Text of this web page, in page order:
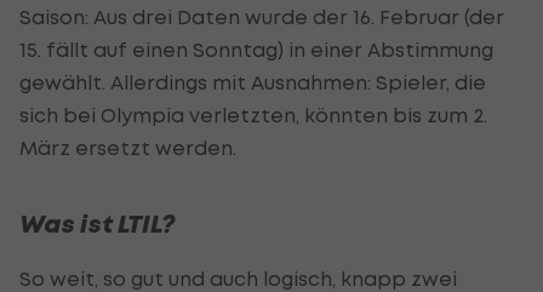
Saison: Aus drei Daten wurde der 16. Februar (der
15. fällt auf einen Sonntag) in einer Abstimmung
gewählt. Allerdings mit Ausnahmen: Spieler, die
sich bei Olympia verletzten, könnten bis zum 2.
März ersetzt werden.
Was ist LTIL?
So weit, so gut und auch logisch, knapp zwei